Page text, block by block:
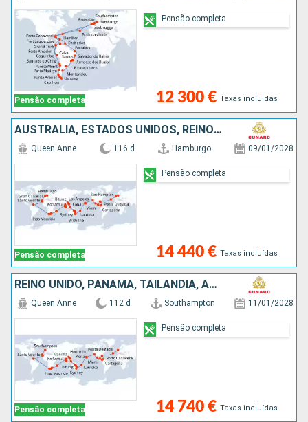
Pensão completa 12 300 € Taxas incluídas
Pensão completa
AUSTRALIA, ESTADOS UNIDOS, REINO UNIDO, FILIPINAS, TAILÂNDIA, FRANÇA, COLÔMBIA, MALÁSIA, ALEMANHA, PORTUGAL, AFRICA DO SUL, CARAIBAS - MEXICO, INDONÉSIA, ESPANHA, GUATEMALA, CHINA, SINGAPURA, ST VINCE
Pensão completa
Queen Anne 116 d Hamburgo 09/01/2028
14 440 € Taxas incluídas
Pensão completa
REINO UNIDO, PANAMA, TAILÂNDIA, AUSTRALIA, ESTADOS UNIDOS, MAURICE, PORTUGAL, CHINA, FIJI (ILHAS), AFRICA DO SUL, FILIPINAS, FRANÇA, COLÔMBIA, MALÁSIA, CARAIBAS - MEXICO, SINGAPURA, INDONÉSIA, ESPANHA
Pensão completa
Queen Anne 112 d Southampton 11/01/2028
14 740 € Taxas incluídas
Pensão completa